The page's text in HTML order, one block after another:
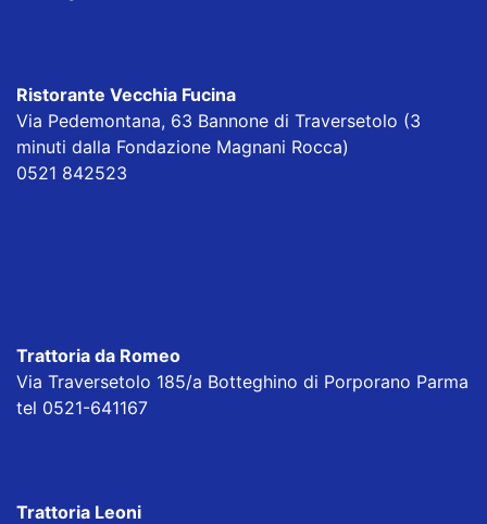
Ristorante Vecchia Fucina
Via Pedemontana, 63 Bannone di Traversetolo (3
minuti dalla Fondazione Magnani Rocca)
0521 842523
Trattoria da Romeo
Via Traversetolo 185/a Botteghino di Porporano Parma
tel 0521-641167
Trattoria Leoni